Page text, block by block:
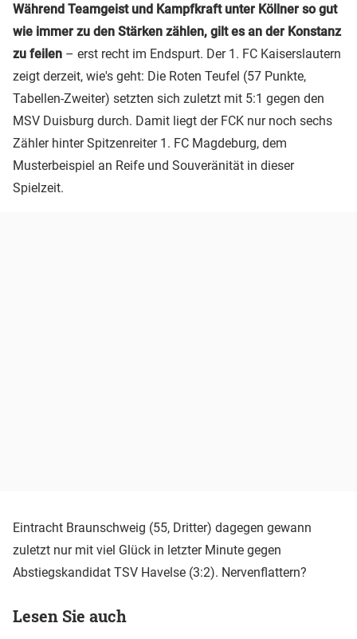
Während Teamgeist und Kampfkraft unter Köllner so gut
wie immer zu den Stärken zählen, gilt es an der Konstanz
zu feilen – erst recht im Endspurt. Der 1. FC Kaiserslautern
zeigt derzeit, wie's geht: Die Roten Teufel (57 Punkte,
Tabellen-Zweiter) setzten sich zuletzt mit 5:1 gegen den
MSV Duisburg durch. Damit liegt der FCK nur noch sechs
Zähler hinter Spitzenreiter 1. FC Magdeburg, dem
Musterbeispiel an Reife und Souveränität in dieser
Spielzeit.
Eintracht Braunschweig (55, Dritter) dagegen gewann
zuletzt nur mit viel Glück in letzter Minute gegen
Abstiegskandidat TSV Havelse (3:2). Nervenflattern?
Lesen Sie auch